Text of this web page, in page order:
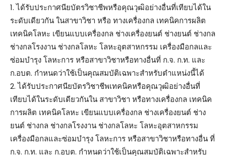
1. ได้รับประกาศนียบัตรวิชาชีพหรือคุณวุฒิอย่างอื่นที่เทียบได้ใน
ระดับเดียวกัน ในสาขาวิชา หรือ ทางเครื่องกล เทคนิคการผลิต
เทคนิคโลหะ เขียนแบบเครื่องกล ช่างเครื่องยนต์ ช่างยนต์ ช่างกล
ช่างกลโรงงาน ช่างกลโลหะ โลหะอุตสาหกรรม เครื่องมือกลและ
ซ่อมบำรุง โลหะการ หรือสาขาวิชาหรือทางอื่นที่ ก.จ. ก.ท. และ
ก.อบต. กำหนดว่าใช้เป็นคุณสมบัติเฉพาะสำหรับตำแหน่งนี้ได้
2. ได้รับประกาศนียบัตรวิชาชีพเทคนิคหรือคุณวุฒิอย่างอื่นที่
เทียบได้ในระดับเดียวกันใน สาขาวิชา หรือทางเครื่องกล เทคนิค
การผลิต เทคนิคโลหะ เขียนแบบเครื่องกล ช่างเครื่องยนต์ ช่าง
ยนต์ ช่างกล ช่างกลโรงงาน ช่างกลโลหะ โลหะอุตสาหกรรม
เครื่องมือกลและซ่อมบำรุง โลหะการ หรือสาขาวิชาหรือทางอื่น ที่
ก.จ. ก.ท. และ ก.อบต. กำหนดว่าใช้เป็นคุณสมบัติเฉพาะสำหรับ